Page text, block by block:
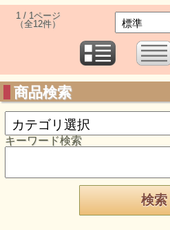
1 / 1ページ
（全12件）
商品検索
キーワード検索